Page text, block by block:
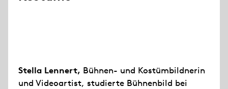
Stella Lennert, Bühnen- und Kostümbildnerin
und Videoartist, studierte Bühnenbild bei